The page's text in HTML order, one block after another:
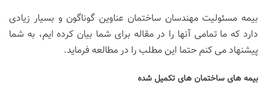
بیمه مسئولیت مهندسان ساختمان عناوین گوناگون و بسیار زیادی
دارد که ما تمامی آنها را در مقاله برای شما بیان کرده ایم، به شما
پیشنهاد می کنم حتما این مطلب را در مطالعه فرماید.
بیمه های ساختمان های تکمیل شده